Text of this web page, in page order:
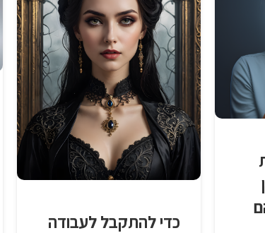
כדי להתקבל לעבודה